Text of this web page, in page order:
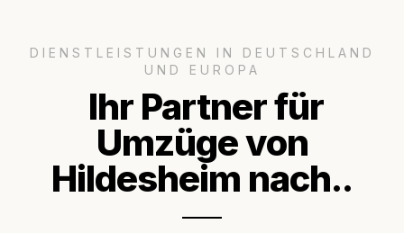
DIENSTLEISTUNGEN IN DEUTSCHLAND
UND EUROPA
Ihr Partner für
Umzüge von
Hildesheim nach..